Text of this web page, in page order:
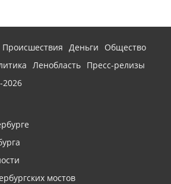
Происшествия Деньги
Общество
Ленобласть Пресс-релизы
мостов